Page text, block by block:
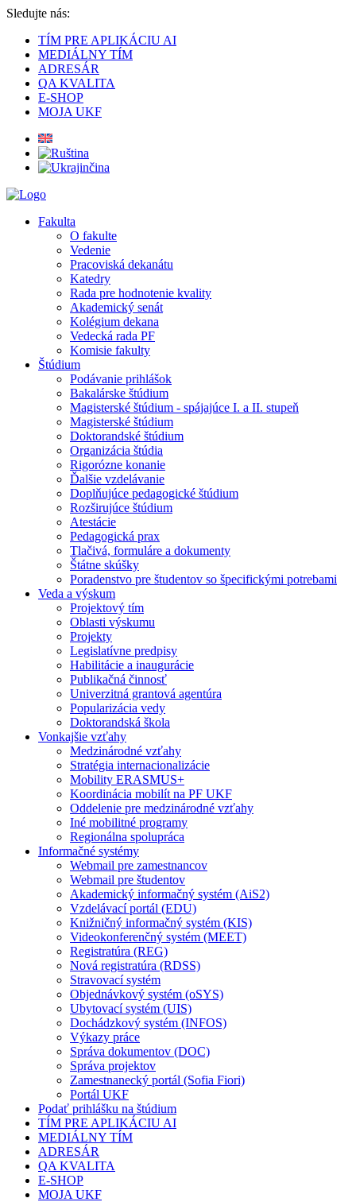
Sledujte nás:
TÍM PRE APLIKÁCIU AI
MEDIÁLNY TÍM
ADRESÁR
QA KVALITA
E-SHOP
MOJA UKF
Fakulta
O fakulte
Vedenie
Pracoviská dekanátu
Katedry
Rada pre hodnotenie kvality
Akademický senát
Kolégium dekana
Vedecká rada PF
Komisie fakulty
Štúdium
Podávanie prihlášok
Bakalárske štúdium
Magisterské štúdium - spájajúce I. a II. stupeň
Magisterské štúdium
Doktorandské štúdium
Organizácia štúdia
Rigorózne konanie
Ďalšie vzdelávanie
Doplňujúce pedagogické štúdium
Rozširujúce štúdium
Atestácie
Pedagogická prax
Tlačivá, formuláre a dokumenty
Štátne skúšky
Poradenstvo pre študentov so špecifickými potrebami
Veda a výskum
Projektový tím
Oblasti výskumu
Projekty
Legislatívne predpisy
Habilitácie a inaugurácie
Publikačná činnosť
Univerzitná grantová agentúra
Popularizácia vedy
Doktorandská škola
Vonkajšie vzťahy
Medzinárodné vzťahy
Stratégia internacionalizácie
Mobility ERASMUS+
Koordinácia mobilít na PF UKF
Oddelenie pre medzinárodné vzťahy
Iné mobilitné programy
Regionálna spolupráca
Informačné systémy
Webmail pre zamestnancov
Webmail pre študentov
Akademický informačný systém (AiS2)
Vzdelávací portál (EDU)
Knižničný informačný systém (KIS)
Videokonferenčný systém (MEET)
Registratúra (REG)
Nová registratúra (RDSS)
Stravovací systém
Objednávkový systém (oSYS)
Ubytovací systém (UIS)
Dochádzkový systém (INFOS)
Výkazy práce
Správa dokumentov (DOC)
Správa projektov
Zamestnanecký portál (Sofia Fiori)
Portál UKF
Podať prihlášku na štúdium
TÍM PRE APLIKÁCIU AI
MEDIÁLNY TÍM
ADRESÁR
QA KVALITA
E-SHOP
MOJA UKF